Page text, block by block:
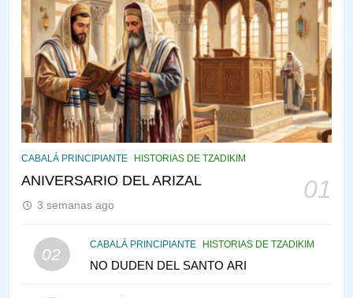
CABALÁ PRINCIPIANTE HISTORIAS DE TZADIKIM
ANIVERSARIO DEL ARIZAL 01
3 semanas ago
02
CABALÁ PRINCIPIANTE HISTORIAS DE TZADIKIM
NO DUDEN DEL SANTO ARI
144
¿QUIÉN ES SABIO? EL QUE
VE LO QUE VA A NACER
PENSAMIENTO JUDÍO PIRKEI AVOT
145
CABALÁ Y JASIDUT: EL
CONSEJO DE LOS PADRES
146
TEMPLO Y LA ALEGRÍA EN